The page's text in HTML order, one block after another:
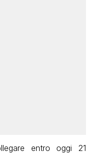
entro oggi 21